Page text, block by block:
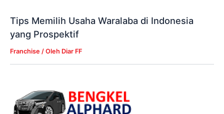
Tips Memilih Usaha Waralaba di Indonesia
yang Prospektif
Franchise / Oleh Diar FF